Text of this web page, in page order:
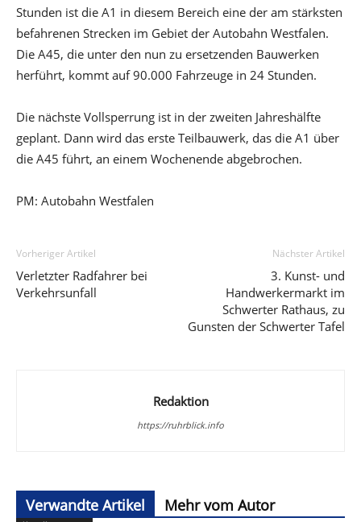
Stunden ist die A1 in diesem Bereich eine der am stärksten
befahrenen Strecken im Gebiet der Autobahn Westfalen.
Die A45, die unter den nun zu ersetzenden Bauwerken
herführt, kommt auf 90.000 Fahrzeuge in 24 Stunden.
Die nächste Vollsperrung ist in der zweiten Jahreshälfte
geplant. Dann wird das erste Teilbauwerk, das die A1 über
die A45 führt, an einem Wochenende abgebrochen.
PM: Autobahn Westfalen
Vorheriger Artikel
Verletzter Radfahrer bei
Verkehrsunfall
Nächster Artikel
3. Kunst- und
Handwerkermarkt im
Schwerter Rathaus, zu
Gunsten der Schwerter Tafel
Redaktion
https://ruhrblick.info
Verwandte Artikel Mehr vom Autor